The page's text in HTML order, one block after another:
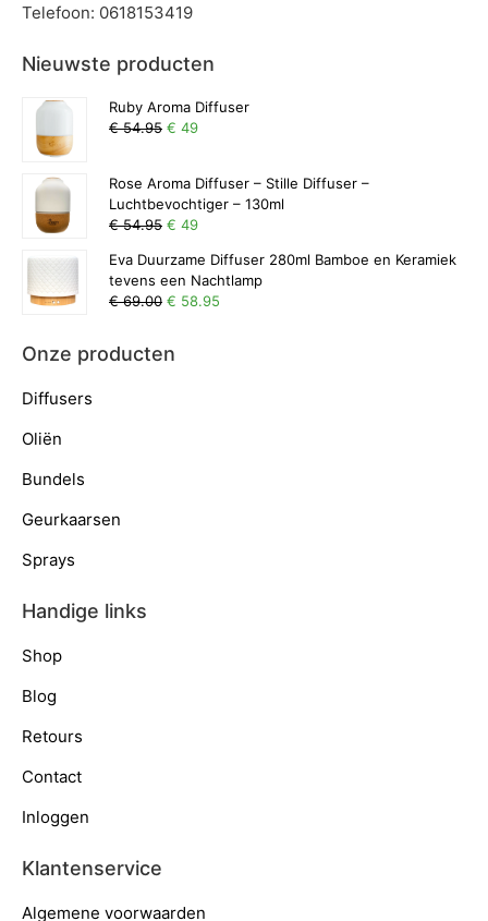
Telefoon: 0618153419
Nieuwste producten
Ruby Aroma Diffuser
€ 54.95 € 49
Rose Aroma Diffuser – Stille Diffuser –
Luchtbevochtiger – 130ml
€ 54.95 € 49
Eva Duurzame Diffuser 280ml Bamboe en Keramiek
tevens een Nachtlamp
€ 69.00 € 58.95
Onze producten
Diffusers
Oliën
Bundels
Geurkaarsen
Sprays
Handige links
Shop
Blog
Retours
Contact
Inloggen
Klantenservice
Algemene voorwaarden